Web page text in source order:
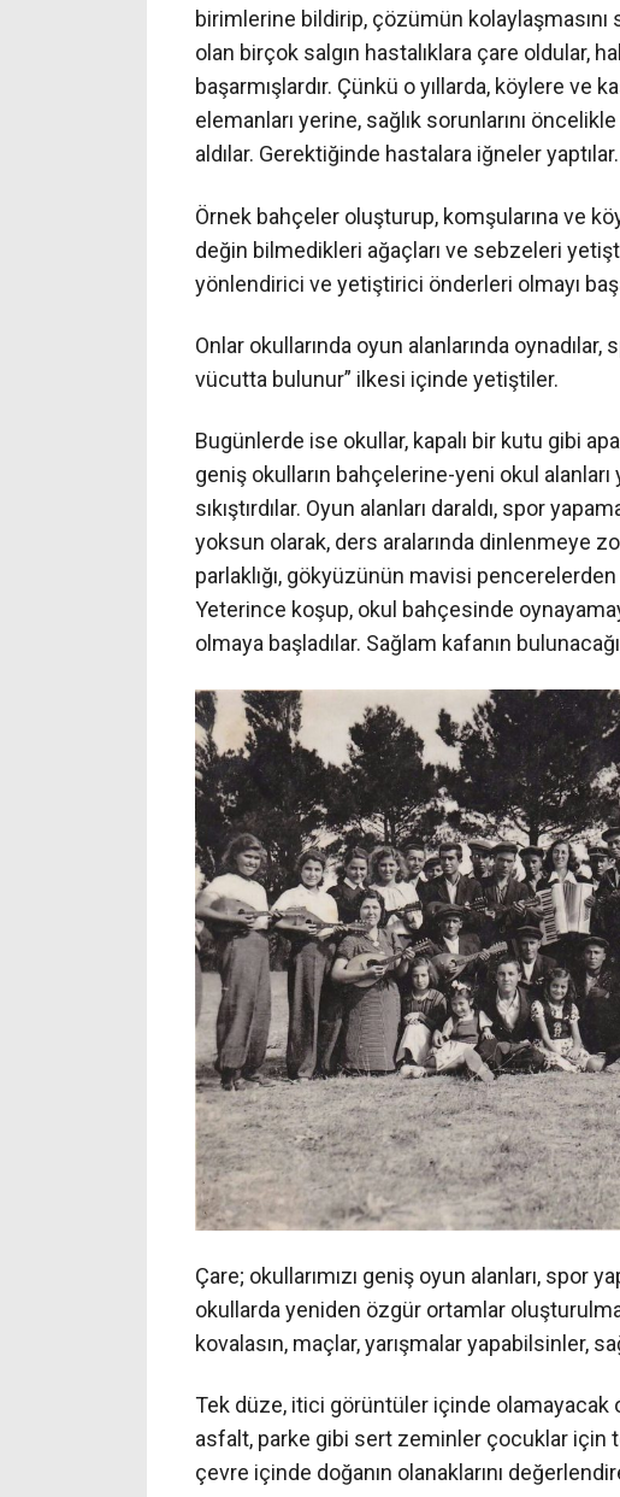
birimlerine bildirip, çözümün kolaylaşmasını
olan birçok salgın hastalıklara çare oldular,
başarmışlardır. Çünkü o yıllarda, köylere ve
elemanları yerine, sağlık sorunlarını
aldılar. Gerektiğinde hastalara iğneler yaptılar.
Örnek bahçeler oluşturup, komşularına ve
değin bilmedikleri ağaçları ve sebzeleri
yönlendirici ve yetiştirici önderleri olmayı
Onlar okullarında oyun alanlarında oynadılar,
vücutta bulunur” ilkesi içinde yetiştiler.
Bugünlerde ise okullar, kapalı bir kutu gibi
geniş okulların bahçelerine-yeni okul alanları
sıkıştırdılar. Oyun alanları daraldı, spor
yoksun olarak, ders aralarında dinlenmeye
parlaklığı, gökyüzünün mavisi
Yeterince koşup, okul bahçesinde
olmaya başladılar. Sağlam kafanın
Çare; okullarımızı geniş oyun alanları, spor
okullarda yeniden özgür ortamlar
kovalasın, maçlar, yarışmalar yapabilsinler,
Tek düze, itici görüntüler içinde olamayacak
asfalt, parke gibi sert zeminler çocuklar için
çevre içinde doğanın olanaklarını